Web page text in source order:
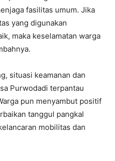
fasilitas umum. Jika
yang digunakan
maka keselamatan warga
situasi keamanan dan
Purwodadi terpantau
pun menyambut positif
tanggul pangkal
mobilitas dan